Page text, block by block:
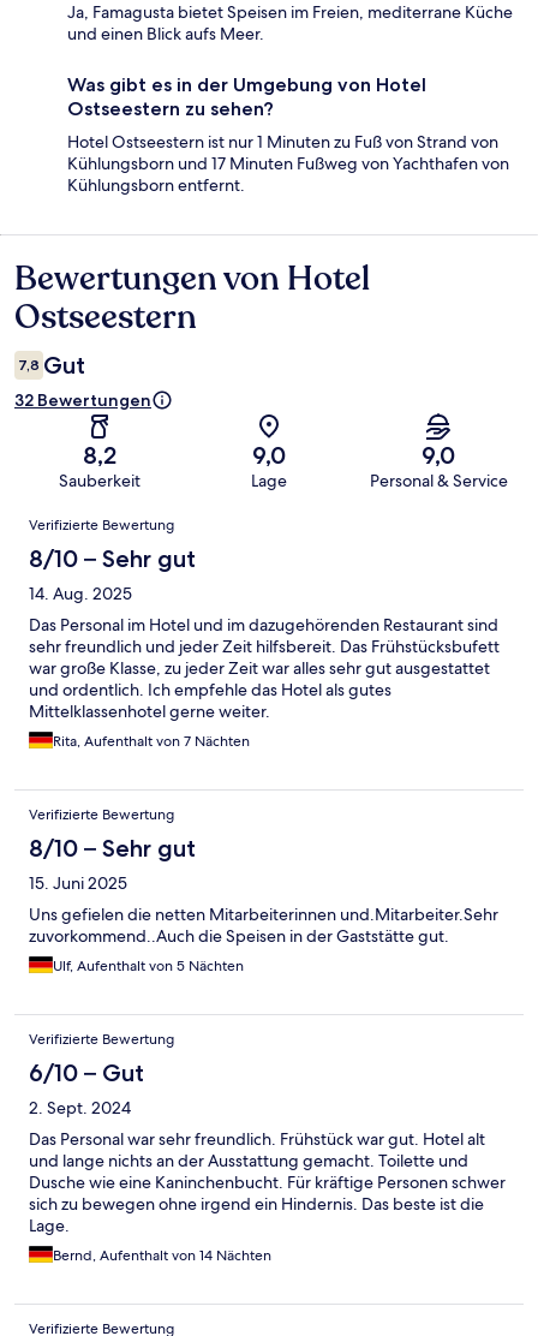
Ja, Famagusta bietet Speisen im Freien, mediterrane Küche
und einen Blick aufs Meer.
Was gibt es in der Umgebung von Hotel
Ostseestern zu sehen?
Hotel Ostseestern ist nur 1 Minuten zu Fuß von Strand von
Kühlungsborn und 17 Minuten Fußweg von Yachthafen von
Kühlungsborn entfernt.
Bewertungen
Bewertungen von Hotel
Ostseestern
7,8 Gut
32 Bewertungen
8,2
Sauberkeit
9,0
Lage
9,0
Personal & Service
Bewertungen
Verifizierte Bewertung
8/10 – Sehr gut
14. Aug. 2025
Das Personal im Hotel und im dazugehörenden Restaurant sind
sehr freundlich und jeder Zeit hilfsbereit. Das Frühstücksbufett
war große Klasse, zu jeder Zeit war alles sehr gut ausgestattet
und ordentlich. Ich empfehle das Hotel als gutes
Mittelklassenhotel gerne weiter.
Rita, Aufenthalt von 7 Nächten
Verifizierte Bewertung
8/10 – Sehr gut
15. Juni 2025
Uns gefielen die netten Mitarbeiterinnen und.Mitarbeiter.Sehr
zuvorkommend..Auch die Speisen in der Gaststätte gut.
Ulf, Aufenthalt von 5 Nächten
Verifizierte Bewertung
6/10 – Gut
2. Sept. 2024
Das Personal war sehr freundlich. Frühstück war gut. Hotel alt
und lange nichts an der Ausstattung gemacht. Toilette und
Dusche wie eine Kaninchenbucht. Für kräftige Personen schwer
sich zu bewegen ohne irgend ein Hindernis. Das beste ist die
Lage.
Bernd, Aufenthalt von 14 Nächten
Verifizierte Bewertung